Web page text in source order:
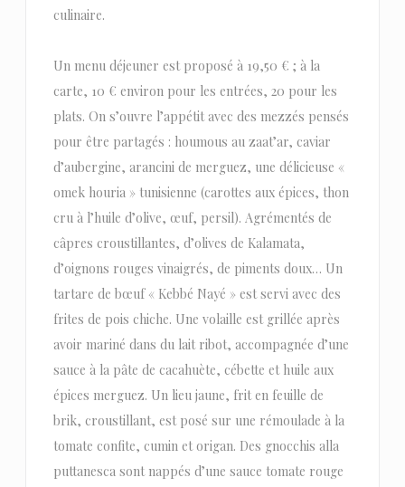
culinaire.
Un menu déjeuner est proposé à 19,50 € ; à la
carte, 10 € environ pour les entrées, 20 pour les
plats. On s’ouvre l’appétit avec des mezzés pensés
pour être partagés : houmous au zaat’ar, caviar
d’aubergine, arancini de merguez, une délicieuse «
omek houria » tunisienne (carottes aux épices, thon
cru à l’huile d’olive, œuf, persil). Agrémentés de
câpres croustillantes, d’olives de Kalamata,
d’oignons rouges vinaigrés, de piments doux… Un
tartare de bœuf « Kebbé Nayé » est servi avec des
frites de pois chiche. Une volaille est grillée après
avoir mariné dans du lait ribot, accompagnée d’une
sauce à la pâte de cacahuète, cébette et huile aux
épices merguez. Un lieu jaune, frit en feuille de
brik, croustillant, est posé sur une rémoulade à la
tomate confite, cumin et origan. Des gnocchis alla
puttanesca sont nappés d’une sauce tomate rouge